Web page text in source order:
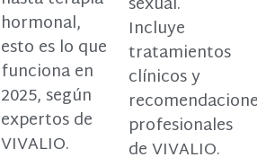
hormonal,
esto es lo que
funciona en
2025, según
expertos de
VIVALIO.
Incluye
tratamientos
clínicos y
profesionales
de VIVALIO.